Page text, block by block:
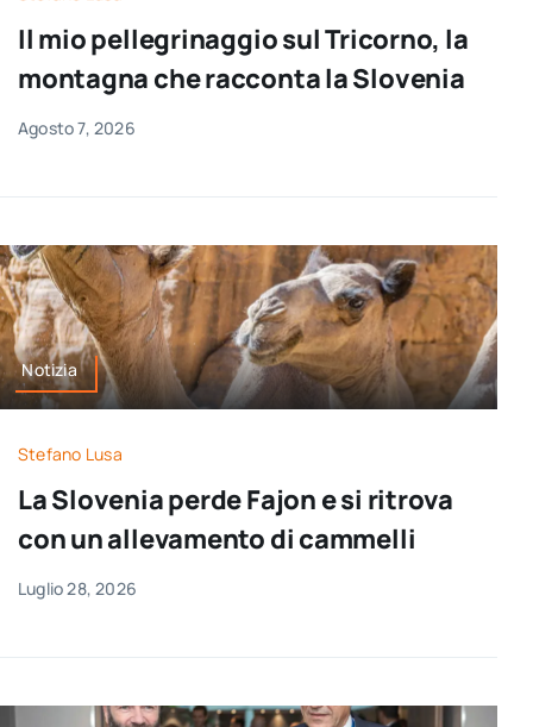
Newsletter
Il mio pellegrinaggio sul Tricorno, la
montagna che racconta la Slovenia
Agosto 7, 2026
Notizia
Stefano Lusa
La Slovenia perde Fajon e si ritrova
con un allevamento di cammelli
Luglio 28, 2026